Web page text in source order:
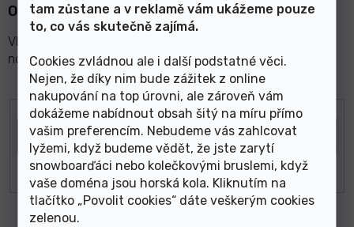
tam zůstane a v reklamě vám ukážeme pouze
to, co vás skutečně zajímá.
Cookies zvládnou ale i další podstatné věci.
Nejen, že díky nim bude zážitek z online
nakupování na top úrovni, ale zároveň vám
dokážeme nabídnout obsah šitý na míru přímo
vašim preferencím. Nebudeme vás zahlcovat
lyžemi, když budeme vědět, že jste zarytí
snowboarďáci nebo kolečkovými bruslemi, když
vaše doména jsou horská kola. Kliknutím na
tlačítko „Povolit cookies“ dáte veškerým cookies
zelenou.
Odebírat newsletter
Vložte svůj e-mail a my vám budeme zasílat informace o
nových produktech na našem e-shopu.
E-mail